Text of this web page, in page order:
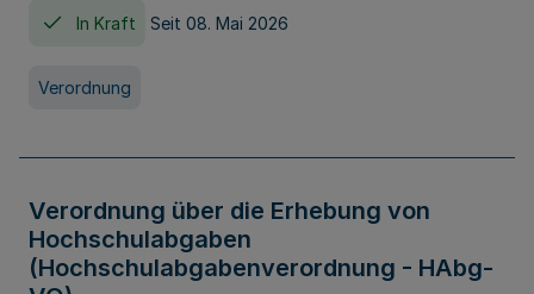
In Kraft Seit 08. Mai 2026
Verordnung
Verordnung über die Erhebung von
Hochschulabgaben
(Hochschulabgabenverordnung - HAbg-